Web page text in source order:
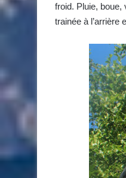
froid. Pluie, boue,
trainée à l’arrière